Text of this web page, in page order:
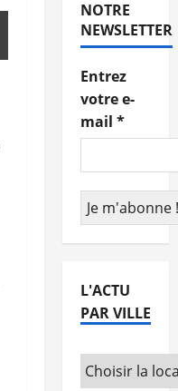
NOTRE
NEWSLETTER
Entrez
votre e-
mail *
L'ACTU
PAR VILLE